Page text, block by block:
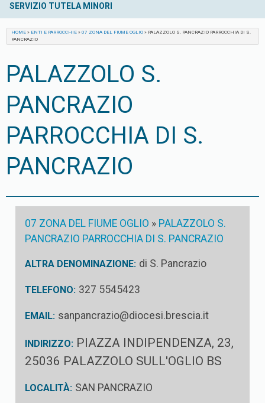
SERVIZIO TUTELA MINORI
HOME » ENTI E PARROCCHIE » 07 ZONA DEL FIUME OGLIO » PALAZZOLO S. PANCRAZIO PARROCCHIA DI S.
PANCRAZIO
PALAZZOLO S.
PANCRAZIO
PARROCCHIA DI S.
PANCRAZIO
07 ZONA DEL FIUME OGLIO » PALAZZOLO S.
PANCRAZIO PARROCCHIA DI S. PANCRAZIO
ALTRA DENOMINAZIONE: di S. Pancrazio
TELEFONO: 327 5545423
EMAIL: sanpancrazio@diocesi.brescia.it
INDIRIZZO: PIAZZA INDIPENDENZA, 23,
25036 PALAZZOLO SULL'OGLIO BS
LOCALITÀ: SAN PANCRAZIO